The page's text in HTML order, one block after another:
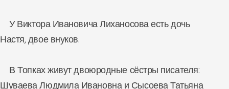
У Виктора Ивановича Лиханосова есть дочь
Настя, двое внуков.
В Топках живут двоюродные сёстры писателя:
Шуваева Людмила Ивановна и Сысоева Татьяна